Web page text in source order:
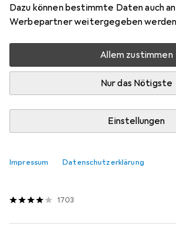
Dazu können bestimmte Daten auch
Werbepartner weitergegeben
Allem zustimmen
Nur das Nötigste
Einstellungen
Impressum Datenschutzerklärung
Hier findest du passendes Zubehör zum
PHENIX Kabellose mechanische
Pro Pudding aus der Kategorie
Relevanz
MENGENRABATT
EUR
7,27 EUR
1703